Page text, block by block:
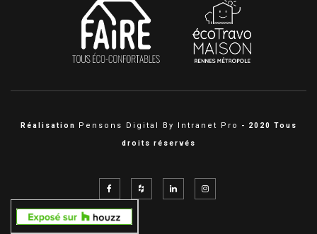
Réalisation Pensons Digital By Intranet Pro - 2020 Tous
droits réservés